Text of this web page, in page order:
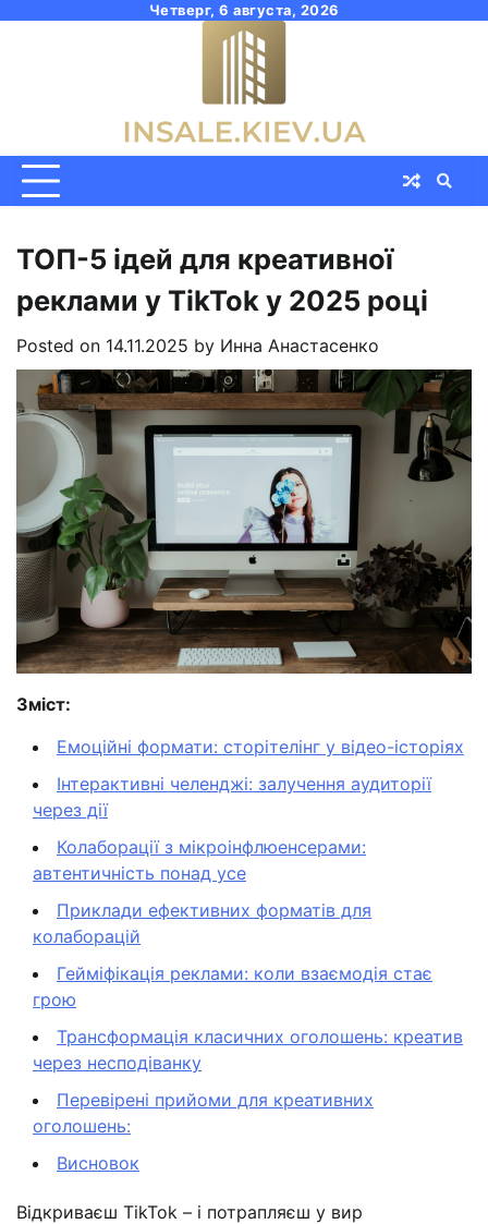
Четверг, 6 августа, 2026
ТОП-5 ідей для креативної
реклами у TikTok у 2025 році
Posted on 14.11.2025 by Инна Анастасенко
Зміст:
Емоційні формати: сторітелінг у відео-історіях
Інтерактивні челенджі: залучення аудиторії
через дії
Колаборації з мікроінфлюенсерами:
автентичність понад усе
Приклади ефективних форматів для
колаборацій
Гейміфікація реклами: коли взаємодія стає
грою
Трансформація класичних оголошень: креатив
через несподіванку
Перевірені прийоми для креативних
оголошень:
Висновок
Відкриваєш TikTok – і потрапляєш у вир